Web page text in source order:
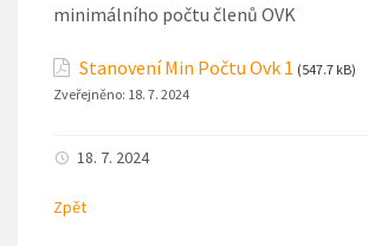
minimálního počtu členů OVK
Stanovení Min Počtu Ovk 1 (547.7 kB)
Zveřejněno: 18. 7. 2024
18. 7. 2024
Zpět